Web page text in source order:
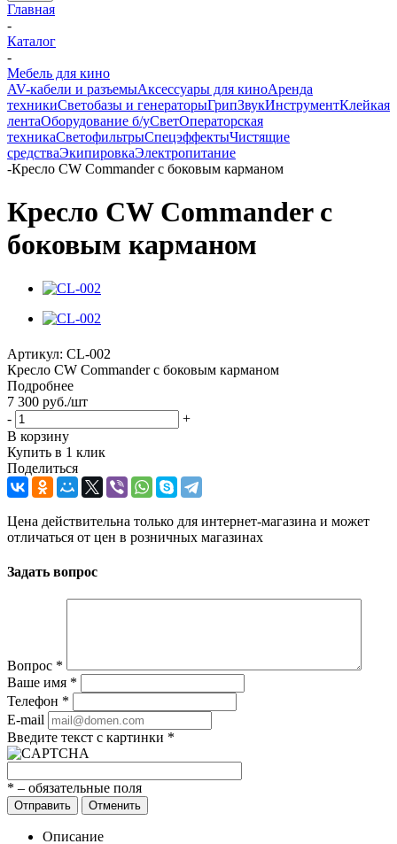
Главная
-
Каталог
-
Мебель для кино
AV-кабели и разъемыАксессуары для киноАренда
техникиСветобазы и генераторыГрипЗвукИнструментКлейкая
лентаОборудование б/уСветОператорская
техникаСветофильтрыСпецэффектыЧистящие
средстваЭкипировкаЭлектропитание
-Кресло CW Commander с боковым карманом
Кресло CW Commander с
боковым карманом
Артикул: CL-002
Кресло CW Commander с боковым карманом
Подробнее
7 300 руб./шт
-
+
В корзину
Купить в 1 клик
Поделиться
Цена действительна только для интернет-магазина и может
отличаться от цен в розничных магазинах
Задать вопрос
Вопрос *
Ваше имя *
Телефон *
E-mail
Введите текст с картинки *
* – обязательные поля
Отправить Отменить
Описание